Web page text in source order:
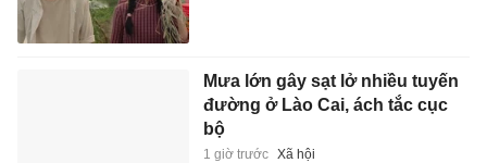
Mưa lớn gây sạt lở nhiều tuyến
đường ở Lào Cai, ách tắc cục
bộ
1 giờ trước Xã hội